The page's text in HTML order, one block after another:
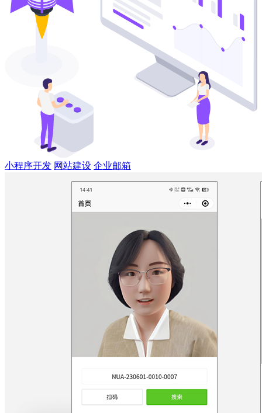
小程序开发 网站建设 企业邮箱